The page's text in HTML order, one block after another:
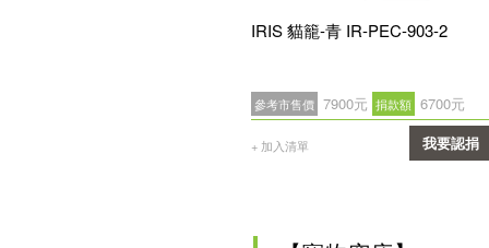
IRIS 貓籠-青 IR-PEC-903-2
參考市售價 7900元 捐款額 6700元
+ 加入清單 我要認捐